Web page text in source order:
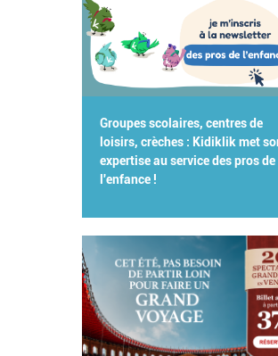
Groupes scolaires, centres de
loisirs, crèches : Kidiklik met
expertise au service des pros de
l'enfance !